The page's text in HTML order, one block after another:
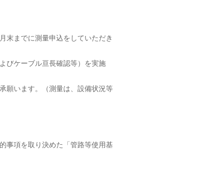
末までに測量申込をしていただき
びケーブル亘長確認等）を実施
願います。（測量は、設備状況等
事項を取り決めた「管路等使用基